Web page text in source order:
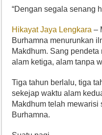
“Dengan segala senang
Hikayat Jaya Lengkara –
Burhamna menurunkan
Makdhum. Sang
alam ketiga, alam tanpa
Tiga tahun berlalu, tiga
sekejap waktu alam
Makdhum telah
Burhamna.